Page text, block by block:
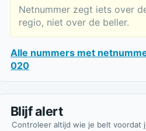
Netnummer zegt iets over
regio, niet over de beller.
Alle nummers met
020
Blijf alert
Controleer altijd wie je belt voordat